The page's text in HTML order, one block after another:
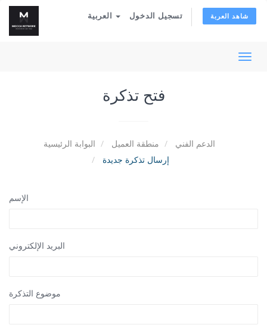
تسجيل الدخول شاهد العربة
تبديل
فتح تذكرة
البوابة الرئيسية منطقة العميل
الدعم الفني
إرسال تذكرة جديدة
الإسم
البريد الإلكتروني
موضوع التذكرة